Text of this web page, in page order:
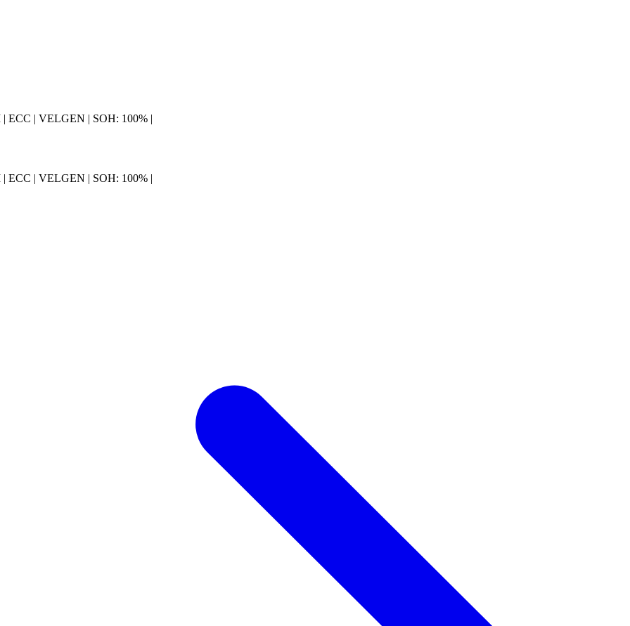
ECC | VELGEN | SOH: 100% |
ECC | VELGEN | SOH: 100% |